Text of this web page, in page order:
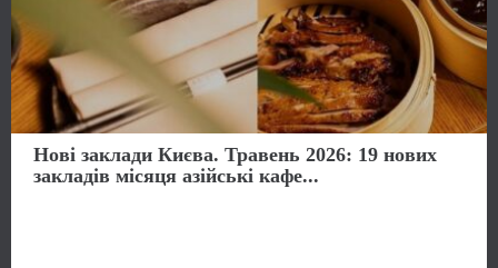
Нові заклади Києва. Травень 2026: 19 нових
закладів місяця азійські кафе...